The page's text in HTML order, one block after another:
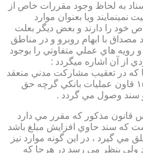
به لحاظ وجود مقررات خاص از
ويا بعنوان موارد
خود را دارند و بعض ديگر بعلت
با ابهام روبرو و در مناطق
رويه هاي عملي متفاوتي را بوجود
از آن اشاره ميگردد :
كه در تعقيب مشاركت مدني منعقد
ميگردد بر اساس تبصره ماده ۱۵ قاون عمليات بانكي گرچه حق
سند وصول مي گردد .
قانون مذكور كه مقرر مي دارد
كه سند حاوي افزايش مبلغ باشد
مي گيرد ، در اين گونه موارد نيز
ولي بنظر مي رسد در هرجا كه